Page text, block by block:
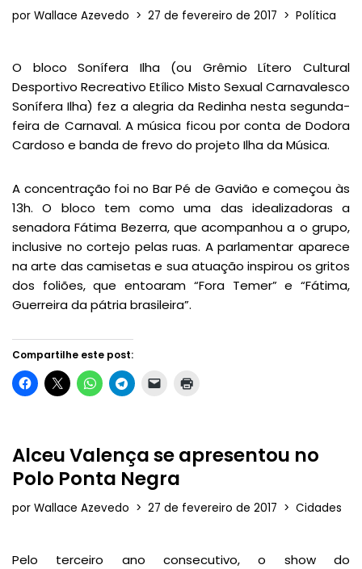
por Wallace Azevedo 27 de fevereiro de 2017 Política
O bloco Sonífera Ilha (ou Grêmio Lítero Cultural
Desportivo Recreativo Etílico Misto Sexual Carnavalesco
Sonífera Ilha) fez a alegria da Redinha nesta segunda-
feira de Carnaval. A música ficou por conta de Dodora
Cardoso e banda de frevo do projeto Ilha da Música.
A concentração foi no Bar Pé de Gavião e começou às
13h. O bloco tem como uma das idealizadoras a
senadora Fátima Bezerra, que acompanhou a o grupo,
inclusive no cortejo pelas ruas. A parlamentar aparece
na arte das camisetas e sua atuação inspirou os gritos
dos foliões, que entoaram “Fora Temer” e “Fátima,
Guerreira da pátria brasileira”.
Compartilhe este post:
Alceu Valença se apresentou no
Polo Ponta Negra
por Wallace Azevedo 27 de fevereiro de 2017 Cidades
Pelo terceiro ano consecutivo, o show do